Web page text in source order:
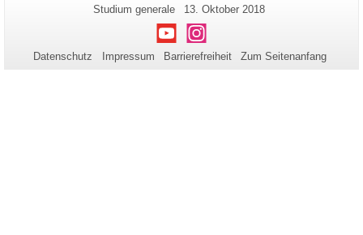
Zusätzliche
Informationen
zu
dieser
Seiten-
Studium generale
Letzte
Aktualisierung:
13. Oktober 2018
YoutubeInstagram
Datenschutz Impressum Barrierefreiheit Zum Seitenanfang